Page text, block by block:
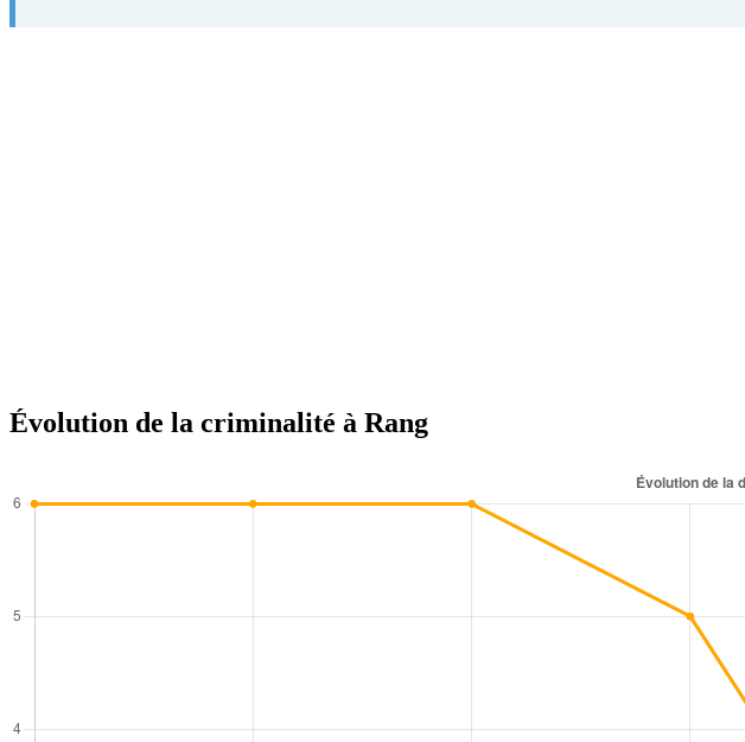
Évolution de la criminalité à Rang